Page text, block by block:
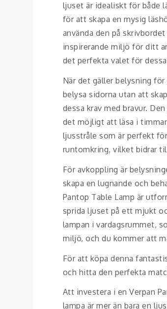
ljuset är idealiskt för både
för att skapa en mysig
använda den på
inspirerande miljö för ditt
det perfekta valet för
När det gäller belysning
belysa sidorna utan att
dessa krav med bravur.
det möjligt att läsa i
ljusstråle som är perfekt
runtomkring, vilket bidrar
För avkoppling är
skapa en lugnande och
Pantop Table Lamp är
sprida ljuset på ett mjukt
lampan i vardagsrummet,
miljö, och du kommer att
För att köpa denna
och hitta den perfekta
Att investera i en Verpan
lampa är mer än bara en